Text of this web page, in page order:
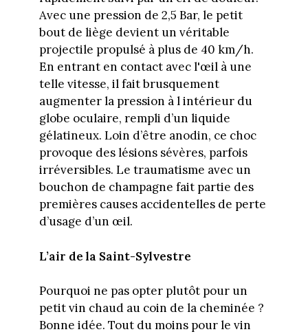
Avec une pression de 2,5 Bar, le petit
bout de liège devient un véritable
projectile propulsé à plus de 40 km/h.
En entrant en contact avec l'œil à une
telle vitesse, il fait brusquement
augmenter la pression à l intérieur du
globe oculaire, rempli d’un liquide
gélatineux. Loin d’être anodin, ce choc
provoque des lésions sévères, parfois
irréversibles. Le traumatisme avec un
bouchon de champagne fait partie des
premières causes accidentelles de perte
d’usage d’un œil.
L’air de la Saint-Sylvestre
Pourquoi ne pas opter plutôt pour un
petit vin chaud au coin de la cheminée ?
Bonne idée. Tout du moins pour le vin